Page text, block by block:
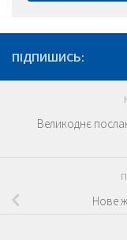
ПІДПИШИСЬ:
Великоднє
Нове